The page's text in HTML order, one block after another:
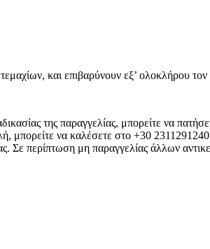
και επιβαρύνουν εξ’ ολοκλήρου
της παραγγελίας, μπορείτε να
μπορείτε να καλέσετε στο +30
περίπτωση μη παραγγελίας άλλων